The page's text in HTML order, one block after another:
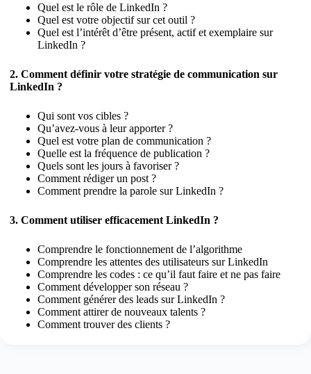
Quel est le rôle de LinkedIn ?
Quel est votre objectif sur cet outil ?
Quel est l’intérêt d’être présent, actif et exemplaire sur
LinkedIn ?
2. Comment définir votre stratégie de communication sur
LinkedIn ?
Qui sont vos cibles ?
Qu’avez-vous à leur apporter ?
Quel est votre plan de communication ?
Quelle est la fréquence de publication ?
Quels sont les jours à favoriser ?
Comment rédiger un post ?
Comment prendre la parole sur LinkedIn ?
3. Comment utiliser efficacement LinkedIn ?
Comprendre le fonctionnement de l’algorithme
Comprendre les attentes des utilisateurs sur LinkedIn
Comprendre les codes : ce qu’il faut faire et ne pas faire
Comment développer son réseau ?
Comment générer des leads sur LinkedIn ?
Comment attirer de nouveaux talents ?
Comment trouver des clients ?